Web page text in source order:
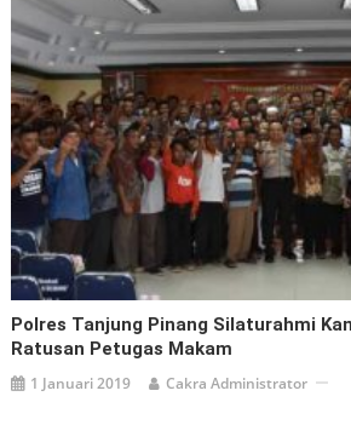
Polres Tanjung Pinang Silaturahmi
Ratusan Petugas Makam
1 Januari 2019 Cakra Administrator